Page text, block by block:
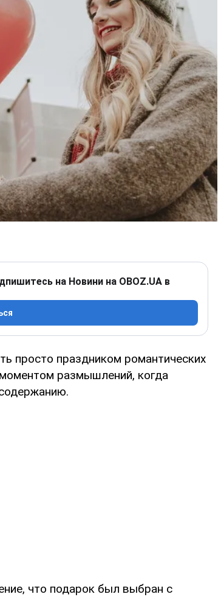
на Новини на OBOZ.UA в
просто праздником романтических
размышлений, когда
что подарок был выбран с